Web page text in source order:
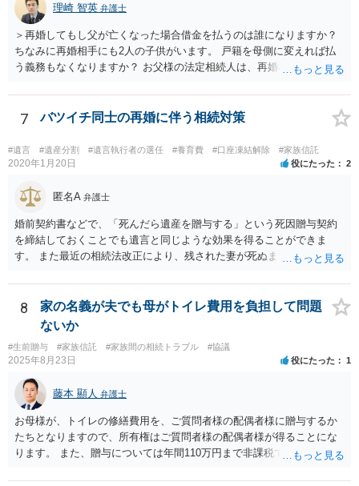
理崎 智英 弁護士
＞再婚してもし父が亡くなった場合借金を払うのは誰になりますか？
ちなみに再婚相手にも2人の子供がいます。 戸籍を母側に変えれば払
う義務もなくなりますか？ お父様の法定相続人は、再婚相手とご相談
戸籍がどこにあるのかは関係ありません。 ただし、お父様が亡くなっ
たことを知ってから３か月以内に家庭裁判所にて「相続放棄」の手続
7 バツイチ同士の再婚に伴う相続対策
#遺言 #遺産分割 #遺言執行者の選任 #養育費 #口座凍結解除 #家族信託
2020年1月20日 役にたった 2
匿名A 弁護士
婚前契約書などで、「死んだら遺産を贈与する」という死因贈与契約
を締結しておくことでも遺言と同じような効果を得ることができま
す。 また最近の相続法改正により、残された妻が死ぬまで家に住み続
で、その制度を活用する方法も考えられます。 もし契約書の作成まで
視野に入れておられる場合は、お近くの弁護士、できれば相続に強い
弁護士にご相談なさるとよいでしょう。
8
家の名義が夫でも母がトイレ費用を負担して問題
ないか
#生前贈与 #家族信託 #家族間の相続トラブル #協議
2025年8月23日 役にたった 1
藤本 顯人 弁護士
お母様が、トイレの修繕費用を、ご質問者様の配偶者様に贈与するか
たちとなりますので、所有権はご質問者様の配偶者様が得ることにな
ります。 また、贈与については年間110万円まで非課税であり、トイ